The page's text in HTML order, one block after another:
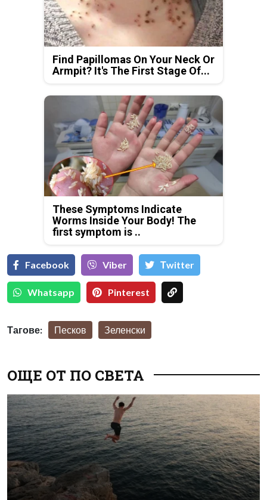
Find Papillomas On Your Neck Or
Armpit? It's The First Stage Of...
These Symptoms Indicate
Worms Inside Your Body! The
first symptom is ..
Facebook Viber Тwitter
Whatsapp Pinterest
Тагове: Песков Зеленски
ОЩЕ ОТ ПО СВЕТА